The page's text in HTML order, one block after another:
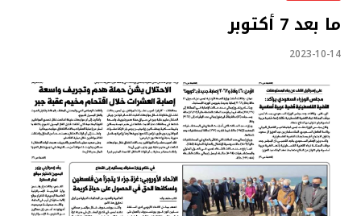
ما بعد 7 أكتوبر
2023-10-14